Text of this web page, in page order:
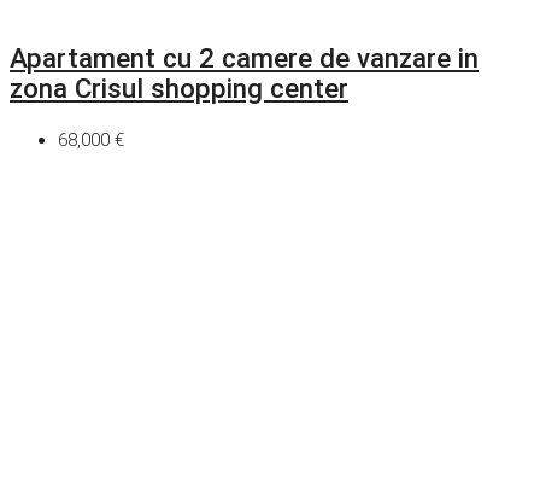
Apartament cu 2 camere de vanzare in
zona Crisul shopping center
68,000 €